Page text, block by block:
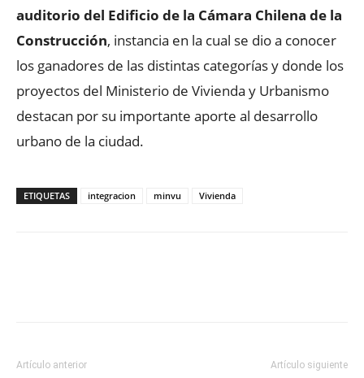
auditorio del Edificio de la Cámara Chilena de la
Construcción, instancia en la cual se dio a conocer
los ganadores de las distintas categorías y donde los
proyectos del Ministerio de Vivienda y Urbanismo
destacan por su importante aporte al desarrollo
urbano de la ciudad.
ETIQUETAS integracion minvu Vivienda
Artículo anterior Artículo siguiente